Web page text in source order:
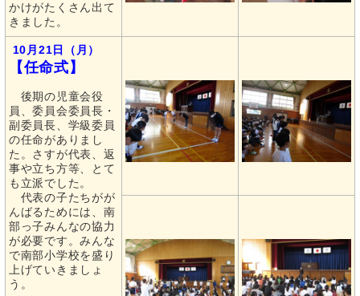
かけがたくさん出て
きました。
10月21日（月）
【任命式】
後期の児童会役
員、委員会委員長・
副委員長、学級委員
の任命がありまし
た。さすが代表、返
事や立ち方等、とて
も立派でした。
代表の子たちがが
んばるためには、南
部っ子みんなの協力
が必要です。みんな
で南部小学校を盛り
上げていきましょ
う。